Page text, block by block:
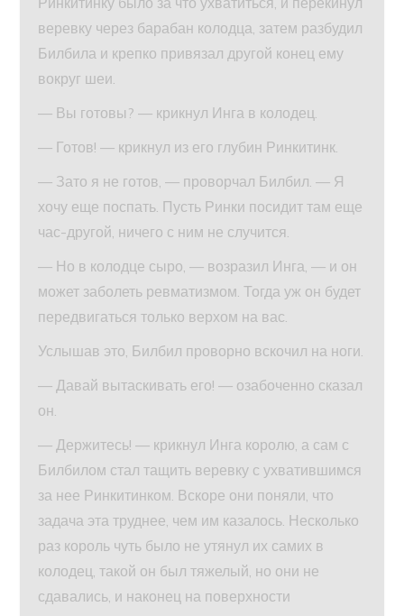
веревку через барабан колодца, затем разбудил
Билбила и крепко привязал другой конец ему
вокруг шеи.
— Вы готовы? — крикнул Инга в колодец.
— Готов! — крикнул из его глубин Ринкитинк.
— Зато я не готов, — проворчал Билбил. — Я
хочу еще поспать. Пусть Ринки посидит там еще
час-другой, ничего с ним не случится.
— Но в колодце сыро, — возразил Инга, — и он
может заболеть ревматизмом. Тогда уж он будет
передвигаться только верхом на вас.
Услышав это, Билбил проворно вскочил на ноги.
— Давай вытаскивать его! — озабоченно сказал
он.
— Держитесь! — крикнул Инга королю, а сам с
Билбилом стал тащить веревку с ухватившимся
за нее Ринкитинком. Вскоре они поняли, что
задача эта труднее, чем им казалось. Несколько
раз король чуть было не утянул их самих в
колодец, такой он был тяжелый, но они не
сдавались, и наконец на поверхности